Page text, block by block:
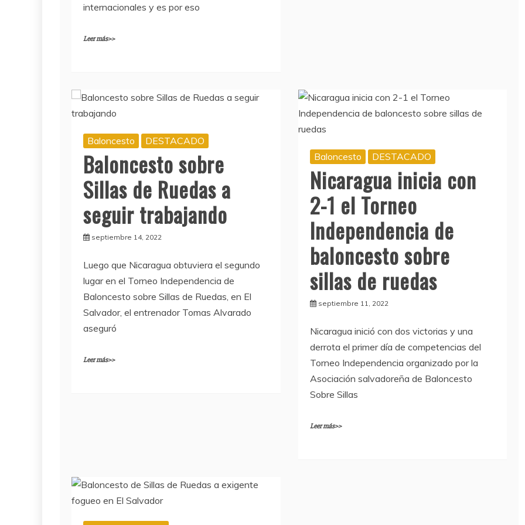
internacionales y es por eso
Leer más>>
Baloncesto DESTACADO
Baloncesto sobre
Sillas de Ruedas a
seguir trabajando
septiembre 14, 2022
Luego que Nicaragua obtuviera el segundo
lugar en el Torneo Independencia de
Baloncesto sobre Sillas de Ruedas, en El
Salvador, el entrenador Tomas Alvarado
aseguró
Leer más>>
Baloncesto DESTACADO
Nicaragua inicia con
2-1 el Torneo
Independencia de
baloncesto sobre
sillas de ruedas
septiembre 11, 2022
Nicaragua inició con dos victorias y una
derrota el primer día de competencias del
Torneo Independencia organizado por la
Asociación salvadoreña de Baloncesto
Sobre Sillas
Leer más>>